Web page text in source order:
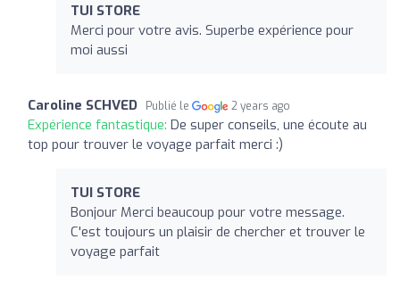
TUI STORE
Merci pour votre avis. Superbe expérience pour
moi aussi
Caroline SCHVED Publié le 2 years ago
Expérience fantastique: De super conseils, une écoute au
top pour trouver le voyage parfait merci :)
TUI STORE
Bonjour Merci beaucoup pour votre message.
C'est toujours un plaisir de chercher et trouver le
voyage parfait